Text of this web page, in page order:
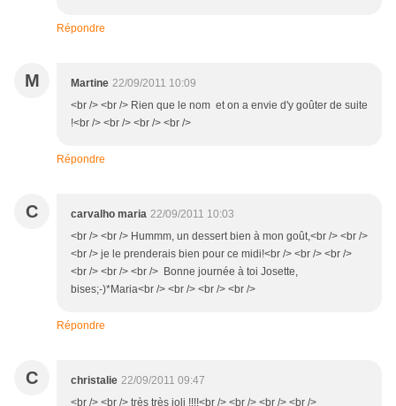
Répondre
M Martine 22/09/2011 10:09
<br /> <br /> Rien que le nom et on a envie d'y goûter de suite
!<br /> <br /> <br /> <br />
Répondre
C carvalho maria 22/09/2011 10:03
<br /> <br /> Hummm, un dessert bien à mon goût,<br /> <br />
<br /> je le prenderais bien pour ce midi!<br /> <br /> <br />
<br /> <br /> <br /> Bonne journée à toi Josette,
bises;-)*Maria<br /> <br /> <br /> <br />
Répondre
C christalie 22/09/2011 09:47
<br /> <br /> très très joli !!!!<br /> <br /> <br /> <br />